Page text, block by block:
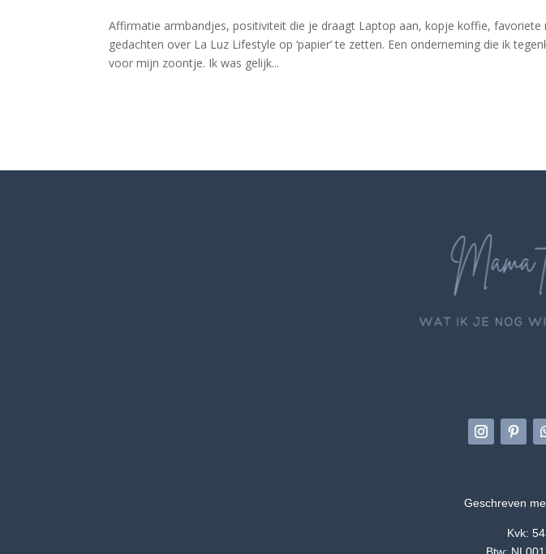
Affirmatie armbandjes, positiviteit die je draagt Laptop aan, kopje koffie, favoriete
gedachten over La Luz Lifestyle op ‘papier’ te zetten. Een onderneming die ik
voor mijn zoontje. Ik was gelijk...
Geschreven
Kvk: